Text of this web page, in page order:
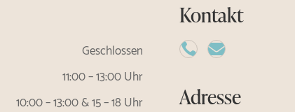
Geschlossen
11:00 – 13:00 Uhr
10:00 – 13:00 & 15 – 18 Uhr
Kontakt
 
Adresse